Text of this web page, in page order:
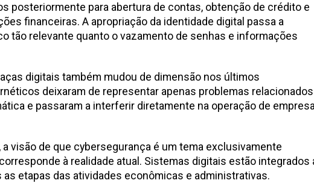
posteriormente para abertura de contas, obtenção de crédito e
financeiras. A apropriação da identidade digital passa a
tão relevante quanto o vazamento de senhas e informações
digitais também mudou de dimensão nos últimos
deixaram de representar apenas problemas
e passaram a interferir diretamente na operação de
a visão de que cybersegurança é um tema exclusivamente
à realidade atual. Sistemas digitais estão integrados
etapas das atividades econômicas e administrativas.